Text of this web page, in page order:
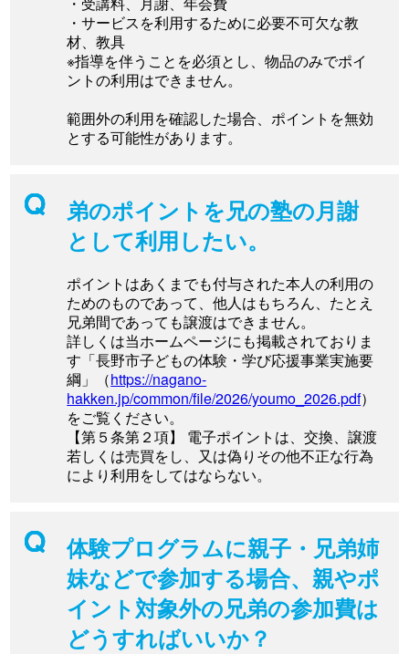
・サービスを利用するために必要不可欠な教
材、教具
※指導を伴うことを必須とし、物品のみでポイ
ントの利用はできません。
範囲外の利用を確認した場合、ポイントを無効
とする可能性があります。
弟のポイントを兄の塾の月謝
として利用したい。
ポイントはあくまでも付与された本人の利用の
ためのものであって、他人はもちろん、たとえ
兄弟間であっても譲渡はできません。
詳しくは当ホームページにも掲載されておりま
す「長野市子どもの体験・学び応援事業実施要
綱」（https://nagano-
hakken.jp/common/file/2026/youmo_2026.pdf）
をご覧ください。
【第５条第２項】 電子ポイントは、交換、譲渡
若しくは売買をし、又は偽りその他不正な行為
により利用をしてはならない。
体験プログラムに親子・兄弟姉
妹などで参加する場合、親やポ
イント対象外の兄弟の参加費は
どうすればいいか？